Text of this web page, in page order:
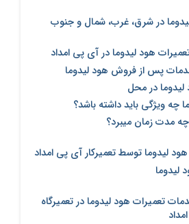
در شرق، غرب، شمال و جنوب
هود لیدوما در آی پی امداد
پس از فروش هود لیدوما
در محل
چه ویژگی باید داشته باشد؟
مدت زمان میبرد؟
لیدوما توسط تعمیرکار آی پی امداد
لیدوما
تعمیرات هود لیدوما در تعمیرگاه